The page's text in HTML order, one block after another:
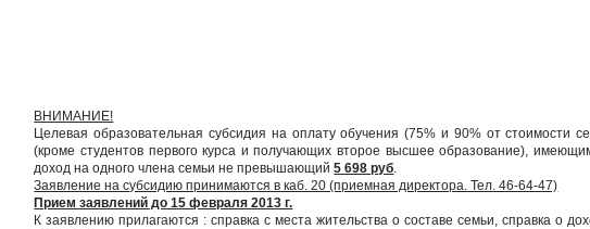
ВНИМАНИЕ!
Целевая образовательная субсидия на оплату обучения (75% и 90% от стоимости
(кроме студентов первого курса и получающих второе высшее образование),
доход на одного члена семьи не превышающий5 698 руб.
Заявление на субсидию принимаются в каб. 20 (приемная директора. Тел. 46-64-47)
Прием заявлений до 15 февраля 2013 г.
К заявлению прилагаются : справка с места жительства о составе семьи, справка о